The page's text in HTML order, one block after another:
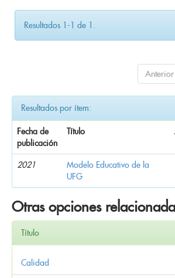
Resultados 1-1 de 1.
Anterior
Resultados por ítem:
Fecha de
publicación
Título
2021
Modelo Educativo de la
UFG
Otras opciones
Título
Calidad